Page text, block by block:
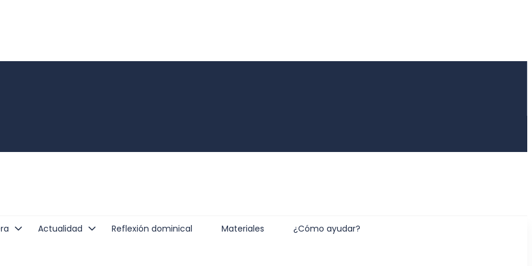
Actualidad Reflexión dominical Materiales ¿Cómo ayudar?